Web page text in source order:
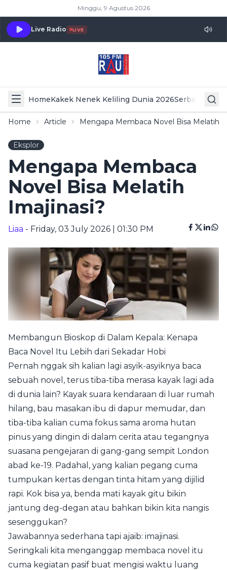
Minggu, 9 Agustus 2026
Live Radio LIVE
HomeKakek Nenek Keliling Dunia 2026Serba Serbi
Home Article Mengapa Membaca Novel Bisa Melatih
Eksplor
Mengapa Membaca
Novel Bisa Melatih
Imajinasi?
Liaa - Friday, 03 July 2026 | 01:30 PM
Membangun Bioskop di Dalam Kepala: Kenapa
Baca Novel Itu Lebih dari Sekadar Hobi
Pernah nggak sih kalian lagi asyik-asyiknya baca
sebuah novel, terus tiba-tiba merasa kayak lagi ada
di dunia lain? Kayak suara kendaraan di luar rumah
hilang, bau masakan ibu di dapur memudar, dan
tiba-tiba kalian cuma fokus sama aroma hutan
pinus yang dingin di dalam cerita atau tegangnya
suasana pengejaran di gang-gang sempit London
abad ke-19. Padahal, yang kalian pegang cuma
tumpukan kertas dengan tinta hitam yang dijilid
rapi. Kok bisa ya, benda mati kayak gitu bikin
jantung deg-degan atau bahkan bikin kita nangis
sesenggukan?
Jawabannya sederhana tapi ajaib: imajinasi.
Seringkali kita menganggap membaca novel itu
cuma kegiatan pasif buat mengisi waktu luang